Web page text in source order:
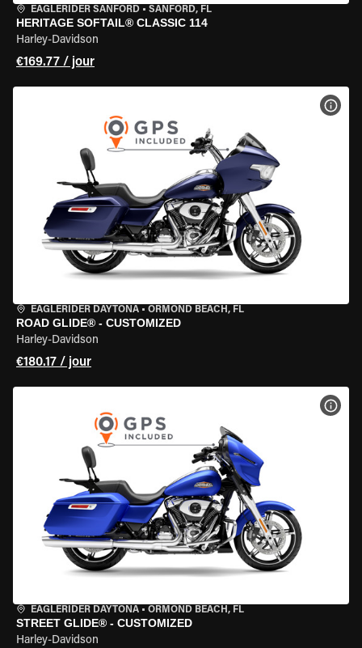
EAGLERIDER SANFORD • SANFORD, FL
HERITAGE SOFTAIL® CLASSIC 114
Harley-Davidson
€169.77 / jour
EAGLERIDER DAYTONA • ORMOND BEACH, FL
ROAD GLIDE® - CUSTOMIZED
Harley-Davidson
€180.17 / jour
EAGLERIDER DAYTONA • ORMOND BEACH, FL
STREET GLIDE® - CUSTOMIZED
Harley-Davidson